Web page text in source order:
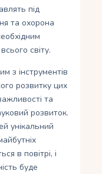
під
та охорона
світу.
з інструментів
розвитку цих
та
розвиток.
унікальний
в повітрі, і
буде